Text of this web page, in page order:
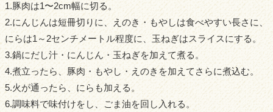
1.豚肉は1〜2cm幅に切る。
2.にんじんは短冊切りに、えのき・もやしは食べやすい長さに、
にらは1～2センチメートル程度に、玉ねぎはスライスにする。
3.鍋にだし汁・にんじん・玉ねぎを加えて煮る。
4.煮立ったら、豚肉・もやし・えのきを加えてさらに煮込む。
5.火が通ったら、にらも加える。
6.調味料で味付けをし、ごま油を回し入れる。